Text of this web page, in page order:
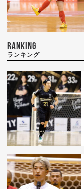
RANKING
ランキング